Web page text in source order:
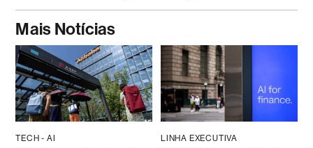
Mais Notícias
TECH - AI LINHA EXECUTIVA